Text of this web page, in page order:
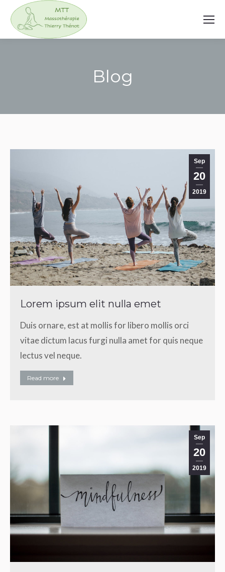
Blog
Sep
20
2019
Lorem ipsum elit nulla emet
Duis ornare, est at mollis for libero mollis orci
vitae dictum lacus furgi nulla amet for quis neque
lectus vel neque.
Read more
Sep
20
2019